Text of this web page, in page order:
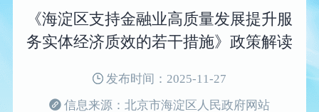
《海淀区支持金融业高质量发展提升服
务实体经济质效的若干措施》政策解读
发布时间：2025-11-27
信息来源：北京市海淀区人民政府网站